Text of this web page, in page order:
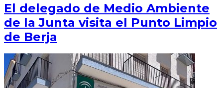
El delegado de Medio Ambiente
de la Junta visita el Punto Limpio
de Berja